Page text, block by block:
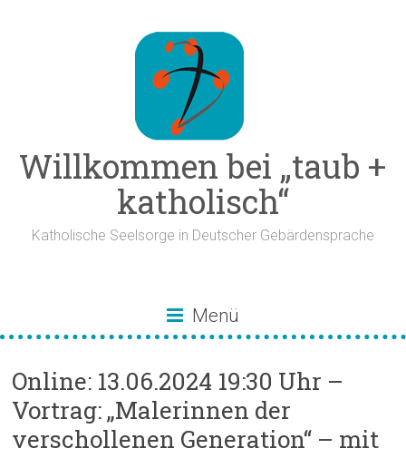
Willkommen bei „taub +
katholisch“
Katholische Seelsorge in Deutscher Gebärdensprache
Menü
Online: 13.06.2024 19:30 Uhr –
Vortrag: „Malerinnen der
verschollenen Generation“ – mit